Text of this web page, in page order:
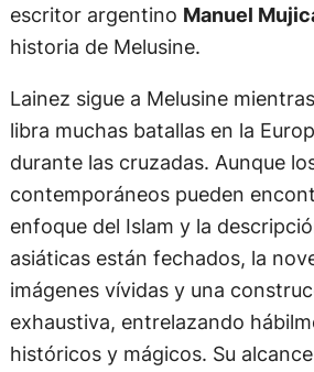
escritor argentino Manuel
historia de Melusine.
Lainez sigue a Melusine
libra muchas batallas en la
durante las cruzadas. Aunque
contemporáneos pueden
enfoque del Islam y la
asiáticas están fechados, la
imágenes vívidas y una
exhaustiva, entrelazando
históricos y mágicos. Su